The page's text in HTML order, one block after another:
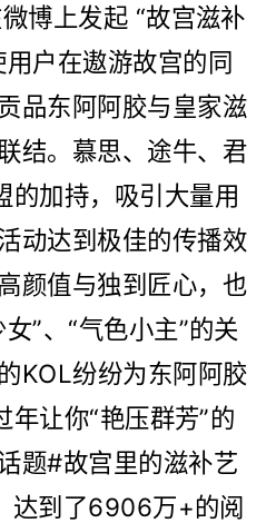
博上发起 “故宫滋补
户在遨游故宫的同
品东阿阿胶与皇家滋
结。慕思、途牛、君
的加持，吸引大量用
动达到极佳的传播效
颜值与独到匠心，也
”、“气色小主”的关
KOL纷纷为东阿阿胶
让你“艳压群芳”的
题#故宫里的滋补艺
达到了6906万+的阅